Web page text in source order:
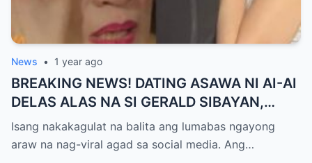
News • 1 year ago
BREAKING NEWS! DATING ASAWA NI AI-AI
DELAS ALAS NA SI GERALD SIBAYAN,
TIMBOG SA MILYON-MILYONG PERANG
NILIMAS UMANO! Showbiz World
Isang nakakagulat na balita ang lumabas ngayong
araw na nag-viral agad sa social media. Ang…